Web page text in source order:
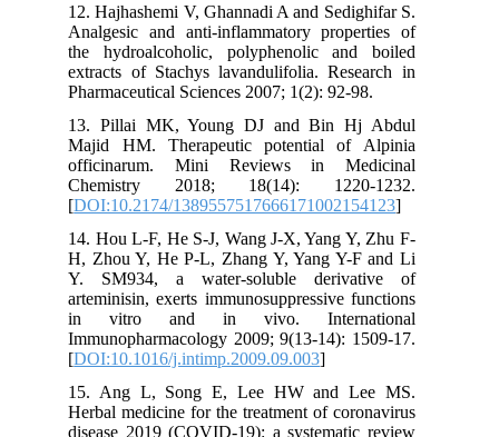
12. Hajhashemi V, Ghannadi A and Sedighifar S.
Analgesic and anti-inflammatory properties of
the hydroalcoholic, polyphenolic and boiled
extracts of Stachys lavandulifolia. Research in
Pharmaceutical Sciences 2007; 1(2): 92-98.
13. Pillai MK, Young DJ and Bin Hj Abdul
Majid HM. Therapeutic potential of Alpinia
officinarum. Mini Reviews in Medicinal
Chemistry 2018; 18(14): 1220-1232.
[DOI:10.2174/1389557517666171002154123
14. Hou L-F, He S-J, Wang J-X, Yang Y, Zhu F-
H, Zhou Y, He P-L, Zhang Y, Yang Y-F and Li
Y. SM934, a water-soluble derivative of
arteminisin, exerts immunosuppressive functions
in vitro and in vivo. International
Immunopharmacology 2009; 9(13-14): 1509-17.
[DOI:10.1016/j.intimp.2009.09.003
15. Ang L, Song E, Lee HW and Lee MS.
Herbal medicine for the treatment of coronavirus
disease 2019 (COVID-19): a systematic review